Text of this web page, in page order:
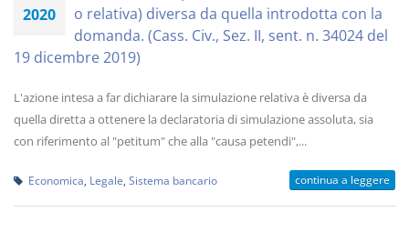
2020
o relativa) diversa da quella introdotta con la
domanda. (Cass. Civ., Sez. II, sent. n. 34024 del
19 dicembre 2019)
L'azione intesa a far dichiarare la simulazione relativa è diversa da
quella diretta a ottenere la declaratoria di simulazione assoluta, sia
con riferimento al "petitum" che alla "causa petendi",...
Economica Legale Sistema bancario continua a leggere